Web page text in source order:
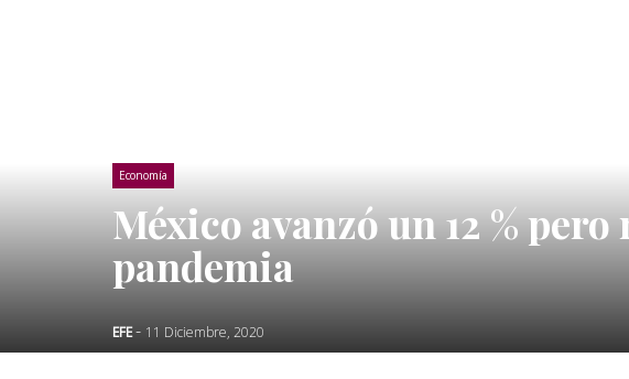
Economía
México avanzó un 12 %
pandemia
EFE- 11 Diciembre, 2020